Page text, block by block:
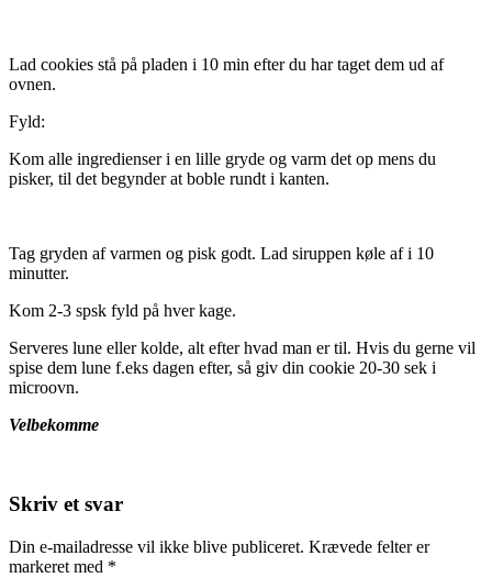
Lad cookies stå på pladen i 10 min efter du har taget dem ud af
ovnen.
Fyld:
Kom alle ingredienser i en lille gryde og varm det op mens du
pisker, til det begynder at boble rundt i kanten.
Tag gryden af varmen og pisk godt. Lad siruppen køle af i 10
minutter.
Kom 2-3 spsk fyld på hver kage.
Serveres lune eller kolde, alt efter hvad man er til. Hvis du gerne vil
spise dem lune f.eks dagen efter, så giv din cookie 20-30 sek i
microovn.
Velbekomme
Skriv et svar
Din e-mailadresse vil ikke blive publiceret. Krævede felter er
markeret med *